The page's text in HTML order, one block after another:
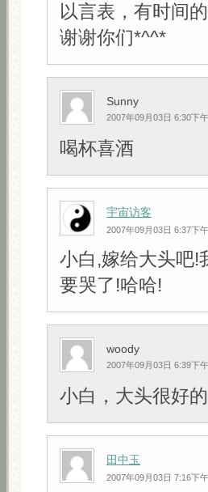
以言表，有时间
谢谢你们*^^*
Sunny
2007年09月03日 6:30下午
喝杯喜酒
宇宙访客
2007年09月03日 6:37下午
小白,嫁给大头吧!
要哭了!哈哈!
woody
2007年09月03日 6:39下午
小白，大头很好
田中玉
2007年09月03日 7:16下午